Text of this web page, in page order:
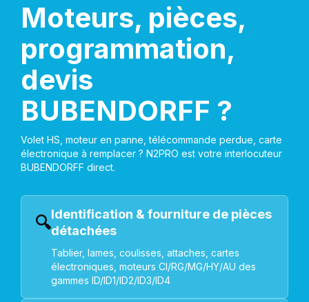
Moteurs, pièces,
programmation,
devis
BUBENDORFF ?
Volet HS, moteur en panne, télécommande perdue, carte
électronique à remplacer ? N2PRO est votre interlocuteur
BUBENDORFF direct.
🔍Identification & fourniture de pièces
détachées
Tablier, lames, coulisses, attaches, cartes
électroniques, moteurs CI/RG/MG/HY/AU des
gammes ID/ID1/ID2/ID3/ID4